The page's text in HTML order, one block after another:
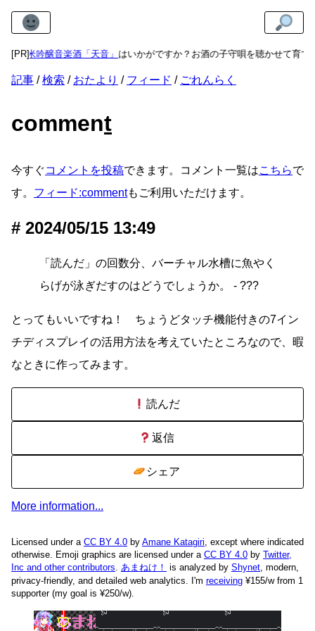
[PR]
に純米吟醸音楽酒「天音」 はいかがですか？お酒の子守唄を聴かせて育て
記事 検索 おたより フィード ごれんらく
comment
今すぐコメントを投稿できます。コメント一覧はこちらで
す。 フィード:commentもご利用いただけます。
2024/05/15 13:49
「読んだ」の回数分、バーチャル水槽に魚やく
らげが泳ぎだすのはどうでしょうか。 - ???
とってもいいですね！ ちょうどタッチ機能付きの7イン
チディスプレイの活用方法を考えていたところなので、暇
なときに作ってみます。
読んだ
返信
シェア
More information...
Licensed under a CC BY 4.0 by Amane Katagiri, except where indicated
otherwise. Emoji graphics are licensed under a CC BY 4.0 by Twitter,
Inc and other contributors. あまねけ！ is analyzed by Shynet, modern,
privacy-friendly, and detailed web analytics. I'm receiving ¥155/w from 1
supporter (my goal is ¥250/w).